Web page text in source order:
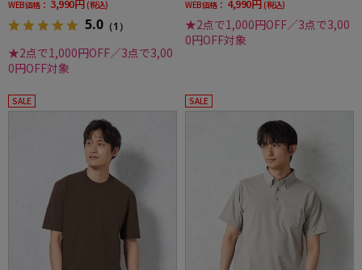
WEB価格： 3,990円 (税込)
5.0 （1）
★2点で1,000円OFF／3点で3,00
0円OFF対象
WEB価格： 4,990円 (税込)
★2点で1,000円OFF／3点で3,00
0円OFF対象
SALE SALE